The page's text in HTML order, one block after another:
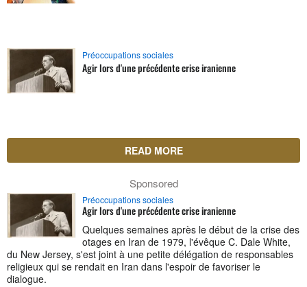
Préoccupations sociales
Agir lors d'une précédente crise iranienne
READ MORE
Sponsored
Préoccupations sociales
Agir lors d'une précédente crise iranienne
Quelques semaines après le début de la crise des
otages en Iran de 1979, l'évêque C. Dale White,
du New Jersey, s'est joint à une petite délégation de responsables
religieux qui se rendait en Iran dans l'espoir de favoriser le
dialogue.